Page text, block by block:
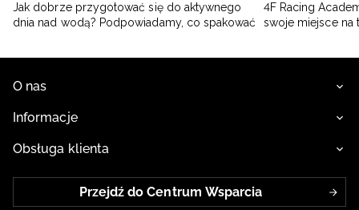
Jak dobrze przygotować się do aktywnego
dnia nad wodą? Podpowiadamy, co spakować
4F Racing
swoje miejsce na
O nas
Informacje
Obsługa klienta
Przejdź do Centrum Wsparcia